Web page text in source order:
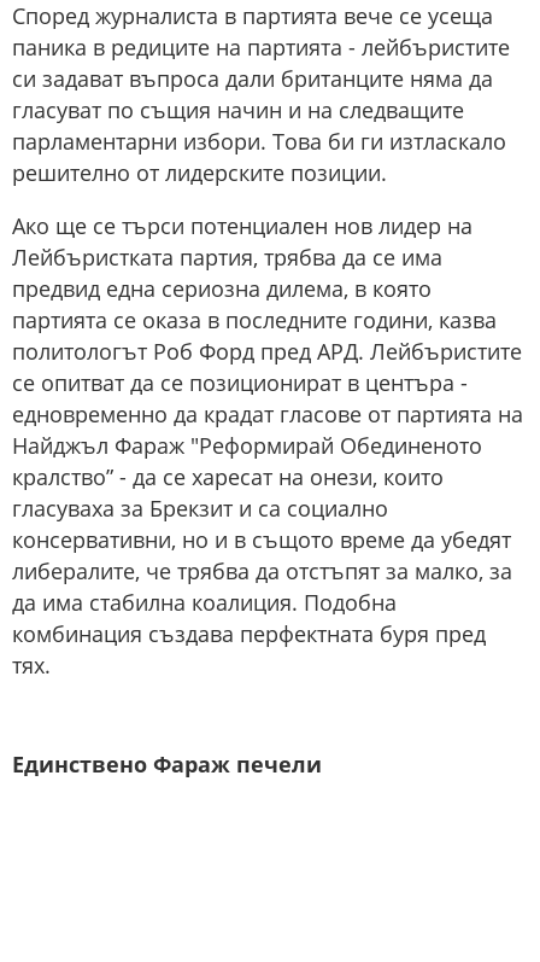
Според журналиста в партията вече се усеща
паника в редиците на партията - лейбъристите
си задават въпроса дали британците няма да
гласуват по същия начин и на следващите
парламентарни избори. Това би ги изтласкало
решително от лидерските позиции.
Ако ще се търси потенциален нов лидер на
Лейбъристката партия, трябва да се има
предвид една сериозна дилема, в която
партията се оказа в последните години, казва
политологът Роб Форд пред АРД. Лейбъристите
се опитват да се позиционират в центъра -
едновременно да крадат гласове от партията на
Найджъл Фараж "Реформирай Обединеното
кралство” - да се харесат на онези, които
гласуваха за Брекзит и са социално
консервативни, но и в същото време да убедят
либералите, че трябва да отстъпят за малко, за
да има стабилна коалиция. Подобна
комбинация създава перфектната буря пред
тях.
Единствено Фараж печели